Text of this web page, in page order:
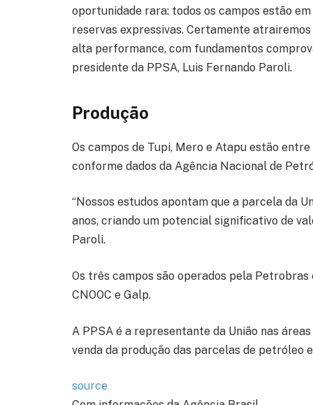
oportunidade rara: todos os campos estão
reservas expressivas. Certamente
alta performance, com fundamentos
presidente da PPSA, Luis Fernando Paroli.
Produção
Os campos de Tupi, Mero e Atapu estão
conforme dados da Agência Nacional de
“Nossos estudos apontam que a parcela da
anos, criando um potencial significativo de
Paroli.
Os três campos são operados pela
CNOOC e Galp.
A PPSA é a representante da União nas
venda da produção das parcelas de petróleo
source